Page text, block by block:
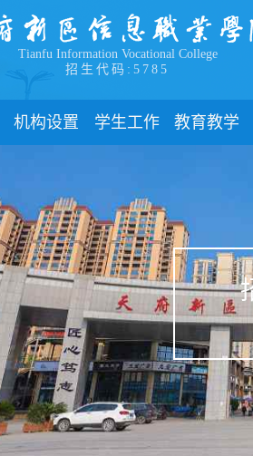
Tianfu Information Vocational College
招生代码:5785
机构设置
职能部门
学生工作
新闻动态
团委
管理制度
学生风采
心理健康
学生资助
下载中心
联系我们
教育教学
教学制度
教学通知
教学动态
实践教学
专业建设
课程建设
教学改革
学术交流